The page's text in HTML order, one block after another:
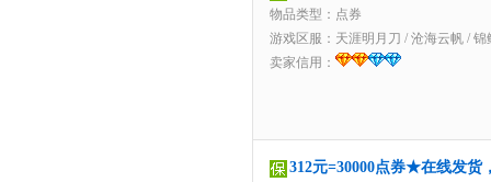
物品类型：点券
游戏区服： 天涯明月刀 / 沧海云帆 / 锦
卖家信用：
312元=30000点券★在线发